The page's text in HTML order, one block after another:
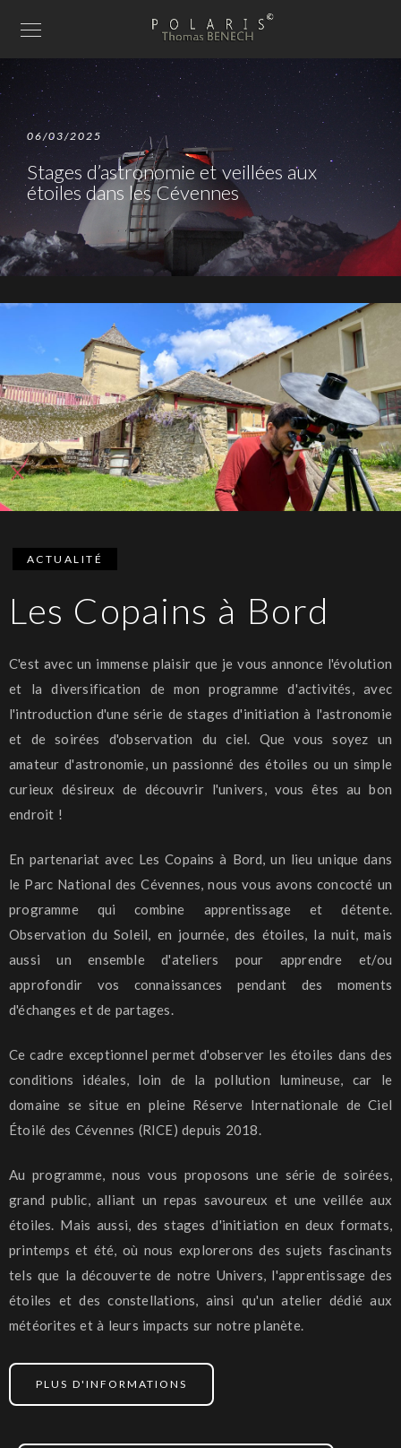
06/03/2025
Stages d’astronomie et veillées aux
étoiles dans les Cévennes
ACTUALITÉ
Les Copains à Bord
C'est avec un immense plaisir que je vous annonce l'évolution
et la diversification de mon programme d'activités, avec
l'introduction d'une série de stages d'initiation à l'astronomie
et de soirées d'observation du ciel. Que vous soyez un
amateur d'astronomie, un passionné des étoiles ou un simple
curieux désireux de découvrir l'univers, vous êtes au bon
endroit !
En partenariat avec Les Copains à Bord, un lieu unique dans
le Parc National des Cévennes, nous vous avons concocté un
programme qui combine apprentissage et détente.
Observation du Soleil, en journée, des étoiles, la nuit, mais
aussi un ensemble d'ateliers pour apprendre et/ou
approfondir vos connaissances pendant des moments
d'échanges et de partages.
Ce cadre exceptionnel permet d'observer les étoiles dans des
conditions idéales, loin de la pollution lumineuse, car le
domaine se situe en pleine Réserve Internationale de Ciel
Étoilé des Cévennes (RICE) depuis 2018.
Au programme, nous vous proposons une série de soirées,
grand public, alliant un repas savoureux et une veillée aux
étoiles. Mais aussi, des stages d'initiation en deux formats,
printemps et été, où nous explorerons des sujets fascinants
tels que la découverte de notre Univers, l'apprentissage des
étoiles et des constellations, ainsi qu'un atelier dédié aux
météorites et à leurs impacts sur notre planète.
PLUS D'INFORMATIONS